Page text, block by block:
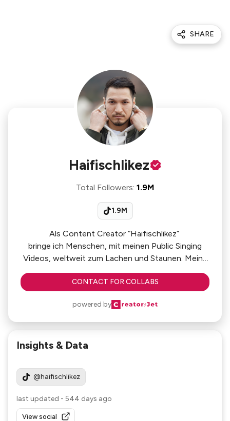
SHARE
Haifischlikez
Total Followers: 1.9M
1.9M
Als Content Creator “Haifischlikez”
bringe ich Menschen, mit meinen Public Singing
Videos, weltweit zum Lachen und Staunen. Meine
Videos, die Millionen Klicks erreichen, zeigen, wie
ich mit meiner Energie und positivität Menschen
Besonders hervorzuheben ist mein Kleidungsstil,
der nicht nur ein Markenzeichen ist, sondern von
mein Gespür für Mode und meinen einzigartigen
CONTACT FOR COLLABS
powered by
Insights & Data
@haifischlikez
last updated - 544 days ago
View social